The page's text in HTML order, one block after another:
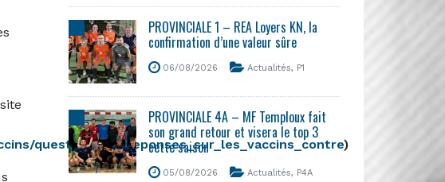
questions_et_reponses_sur_les_vaccins_contre)
PROVINCIALE 1 – REA Loyers KN, la
confirmation d’une valeur sûre
06/08/2026 Actualités, P1
PROVINCIALE 4A – MF Temploux fait
son grand retour et visera le top 3
cette saison
05/08/2026 Actualités, P4A